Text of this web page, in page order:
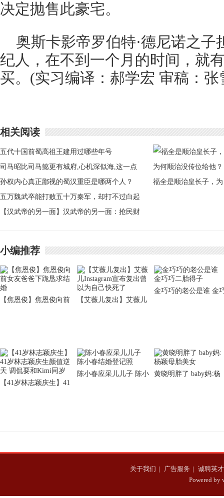
决定抛售此豪宅。
奥斯卡影帝罗伯特·德尼诺之
纪人，在不到一个月的时间，就
买。(实习编译：郝学宏 审稿：张
相关阅读
五代十国前蜀高祖王建用过哪些年号
司马昭比司马懿更有城府,心机深似海,这一点
他不说还真没人知道
孙权内心真正鄙视的蜀汉重臣是哪两个人？
五万魏武卒能打败五十万秦军，却打不过白起
十万秦军
【汉武帝的另一面】汉武帝的另一面：抢民财
福全是顺治皇长子，为
小编推荐
【焦恩俊】焦恩俊向前
【艾薇儿复出】艾薇儿
金巧巧的老公是谁 金
【41岁林志颖庆生】41
陈小春应采儿儿子 陈小
黄晓明胖了 baby妈:杨
关于我们 | 广告服务 | 诚聘英才
Powered by